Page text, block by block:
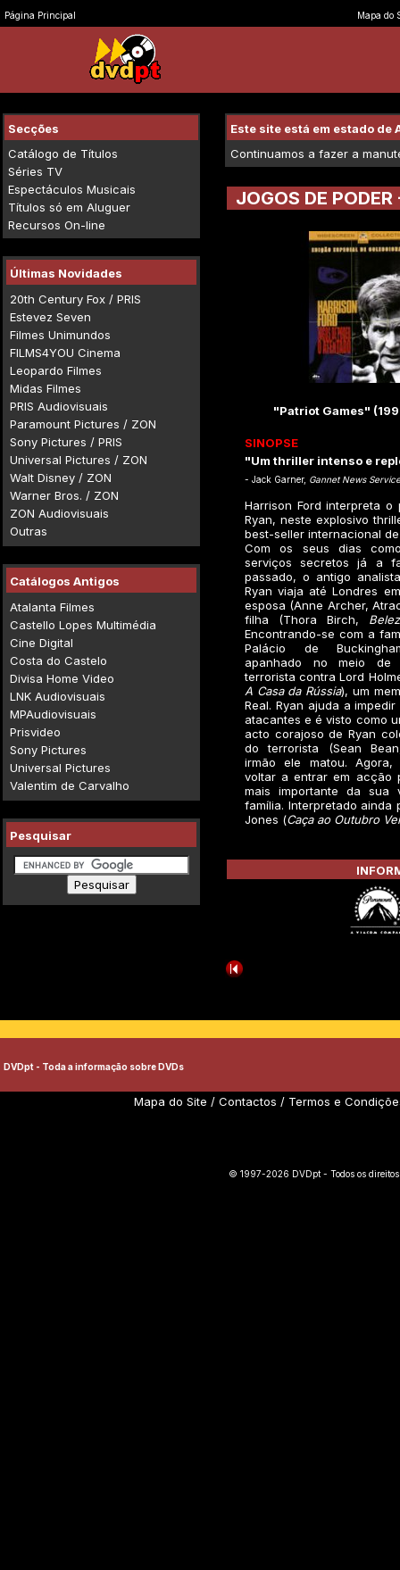
Página Principal Mapa do
Secções
Catálogo de Títulos
Séries TV
Espectáculos Musicais
Títulos só em Aluguer
Recursos On-line
Últimas Novidades
20th Century Fox / PRIS
Estevez Seven
Filmes Unimundos
FILMS4YOU Cinema
Leopardo Filmes
Midas Filmes
PRIS Audiovisuais
Paramount Pictures / ZON
Sony Pictures / PRIS
Universal Pictures / ZON
Walt Disney / ZON
Warner Bros. / ZON
ZON Audiovisuais
Outras
Catálogos Antigos
Atalanta Filmes
Castello Lopes Multimédia
Cine Digital
Costa do Castelo
Divisa Home Video
LNK Audiovisuais
MPAudiovisuais
Prisvideo
Sony Pictures
Universal Pictures
Valentim de Carvalho
Pesquisar
Este site está em estado de
Continuamos a fazer a
JOGOS DE
"Patriot Games"
SINOPSE
"Um thriller intenso e
- Jack Garner, Gannet News Service
Harrison Ford interpreta o
Ryan, neste explosivo
best-seller internacional
Com os seus dias
serviços secretos já a
passado, o antigo
Ryan viaja até Londres
esposa (Anne Archer,
filha (Thora Birch,
Encontrando-se com a
Palácio de
apanhado no meio de
terrorista contra Lord
A Casa da Rússia), um
Real. Ryan ajuda a
atacantes e é visto como
acto corajoso de Ryan
do terrorista (Sean
irmão ele matou.
voltar a entrar em acção
mais importante da sua
família. Interpretado ainda
Jones (Caça ao Outubro
DVDpt - Toda a informação sobre DVDs
Mapa do Site / Contactos / Termos e
© 1997-2026 DVDpt - Todos os direitos